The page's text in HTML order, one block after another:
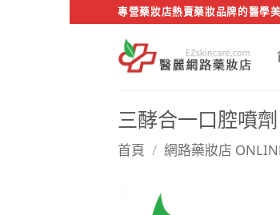
to
專營藥妝店熱賣藥妝品牌的醫學
三酵合一口腔噴劑
首頁 / 網路藥妝店